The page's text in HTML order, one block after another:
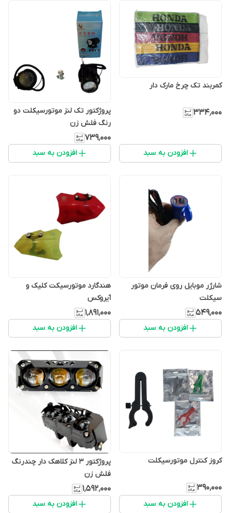
کمربند تک چرخ مارک دار
۳۳۴٬۰۰۰
افزودن به سبد
پروژکتور تک لنز موتورسیکلت دو
رنگ فلش زن
۷۳۹٬۰۰۰
افزودن به سبد
شارژر موبایل روی فرمان موتور
سیکلت
۵۴۹٬۰۰۰
افزودن به سبد
هندگارد موتورسیکت کلیک و
آیروکس
۱٬۸۹۱٬۰۰۰
افزودن به سبد
کروز کنترل موتورسیکلت
۳۹۰٬۰۰۰
افزودن به سبد
پروژکتور ۳ لنز کلاهک دار چندرنگ
فلش زن
۱٬۵۹۲٬۰۰۰
افزودن به سبد